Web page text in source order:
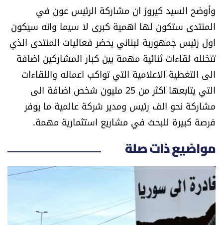
وأوضح السيد كيروز ان مشاركة الرئيس عون في
المنتدى ستكون لها اهمية كبرى لا سيما وانه سيكون
اول رئيس جمهورية لبناني يحضر فعاليات المنتدى الذي
تتخلله لقاءات ثنائية مهمة بين كبار المشاركين اضافة
الى التغطية الاعلامية التي تواكب اعماله واللقاءات
التي يتابعها اكثر من 25 مليون شخص اضافة الى
مشاركة نحو الف رئيس ومدير شركة عالمية ما يوفر
فرصة كبيرة للبحث في مشاريع استثمارية مهمة.
مواضيع ذات صلة